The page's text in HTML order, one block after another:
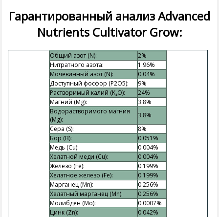
Гарантированный анализ Advanced
Nutrients Cultivator Grow:
Общий азот (N):
2%
Нитратного азота:
1.96%
Мочевинный азот (N):
0.04%
Доступный фосфор (P2O5):
9%
Растворимый калий (K₂O):
24%
Магний (Mg):
3.8%
Водорастворимого магния
(Mg):
3.8%
Сера (S):
8%
Бор (B):
0.051%
Медь (Cu):
0.004%
Хелатной меди (Cu):
0.004%
Железо (Fe):
0.199%
Хелатное железо (Fe):
0.199%
Марганец (Mn):
0.256%
Хелатный марганец (Mn):
0.256%
Молибден (Mo):
0.0007%
Цинк (Zn):
0.042%